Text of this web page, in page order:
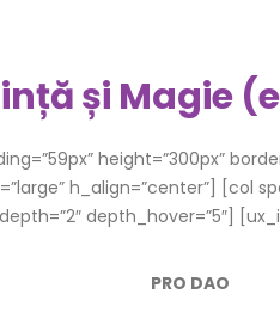
și Magie
height=”300px”
h_align=”center”] [col
depth=”2″ depth_hover=”5″]
PRO DAO